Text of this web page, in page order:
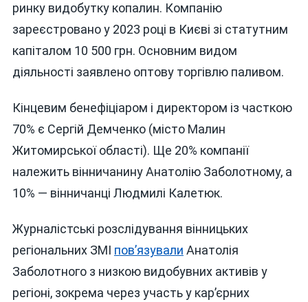
ринку видобутку копалин. Компанію
зареєстровано у 2023 році в Києві зі статутним
капіталом 10 500 грн. Основним видом
діяльності заявлено оптову торгівлю паливом.
Кінцевим бенефіціаром і директором із часткою
70% є Сергій Демченко (місто Малин
Житомирської області). Ще 20% компанії
належить вінничанину Анатолію Заболотному, а
10% — вінничанці Людмилі Калетюк.
Журналістські розслідування вінницьких
регіональних ЗМІ пов’язували Анатолія
Заболотного з низкою видобувних активів у
регіоні, зокрема через участь у кар’єрних